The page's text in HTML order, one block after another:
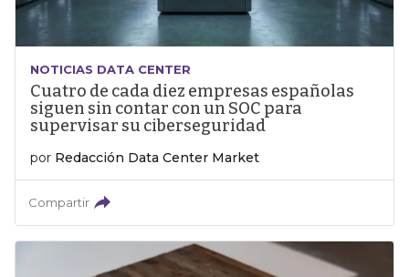
NOTICIAS DATA CENTER
Cuatro de cada diez empresas españolas
siguen sin contar con un SOC para
supervisar su ciberseguridad
por Redacción Data Center Market
Compartir